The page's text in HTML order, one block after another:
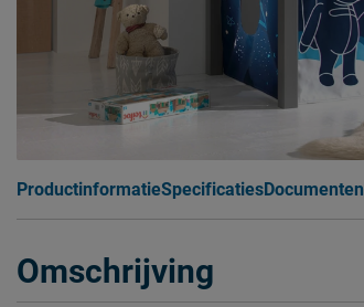
ProductinformatieSpecificatiesDocumenten
Omschrijving